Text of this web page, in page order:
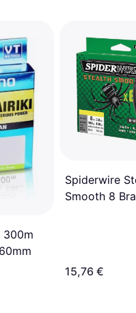
300m
Spiderwire
Smooth 8
15,76 €